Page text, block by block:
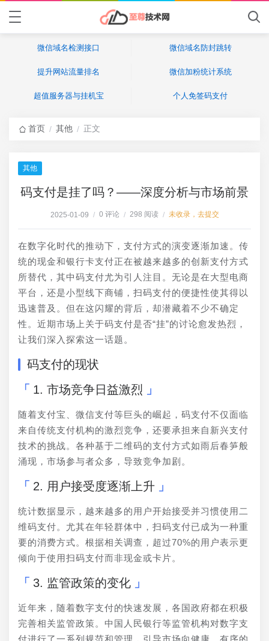
微信域名检测接口 微信域名防封跳转
提升网站流量排名 微信加粉统计系统
超值服务器与挂机宝 个人免签码支付
首页 / 其他 / 正文
其他
码支付是挂了吗？——深度分析与市场前景
2025-01-09 / 0 评论 / 298 阅读 / 未收录，去提交
在数字化时代的推动下，支付方式的演变逐渐加速。传
统的现金和银行卡支付正在被越来越多的创新支付方式
所替代，其中码支付尤为引人注目。无论是在大型电商
平台，还是小型线下商铺，扫码支付的便捷性使其得以
迅速普及。但在这闪耀的背后，却潜藏着不少不确定
性。近期市场上关于码支付是否“挂”的讨论愈发热烈，
让我们深入探索这一话题。
码支付的现状
1. 市场竞争日益激烈
随着支付宝、微信支付等巨头的崛起，码支付不仅面临
来自传统支付机构的激烈竞争，还要承担来自新兴支付
技术的挑战。各种基于二维码的支付方式如雨后春笋般
涌现，市场参与者众多，导致竞争加剧。
2. 用户接受度逐渐上升
统计数据显示，越来越多的用户开始接受并习惯使用二
维码支付。尤其在年轻群体中，扫码支付已成为一种重
要的消费方式。根据相关调查，超过70%的用户表示更
倾向于使用扫码支付而非现金或卡片。
3. 监管政策的变化
近年来，随着数字支付的快速发展，各国政府都在积极
完善相关监管政策。中国人民银行等监管机构对数字支
付进行了一系列规范和管理，引导市场向健康、有序的